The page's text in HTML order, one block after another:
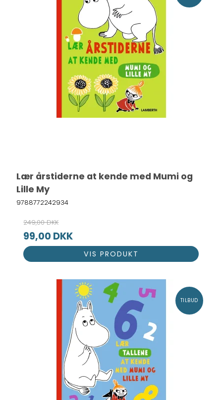
Lær årstiderne at kende med Mumi og
Lille My
9788772242934
249,00 DKK
99,00 DKK
VIS PRODUKT
TILBUD